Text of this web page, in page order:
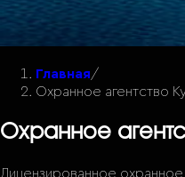
Главная/
Охранное агентство
Охранное
Лицензированное охранное